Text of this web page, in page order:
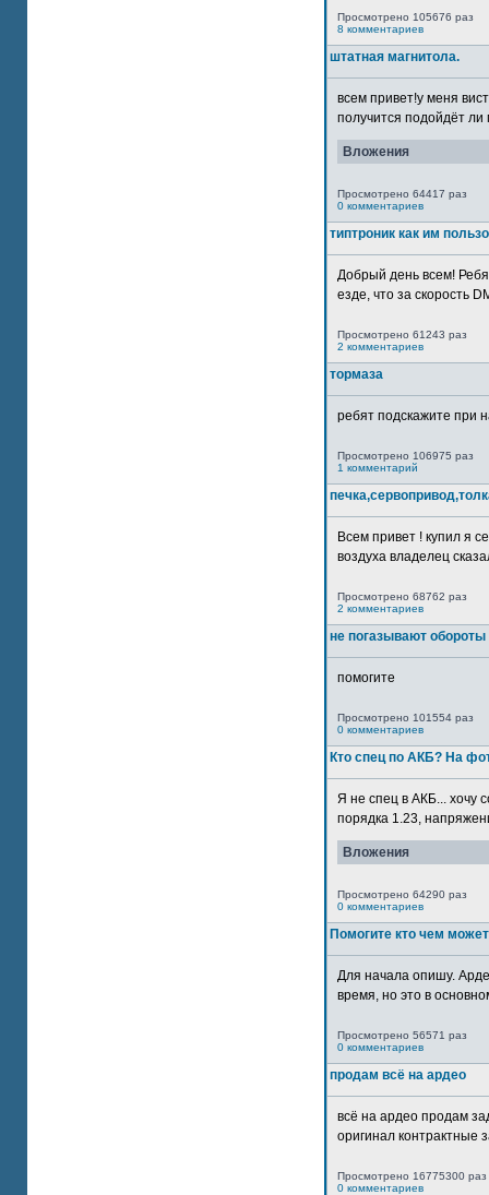
Просмотрено 105676 раз
8 комментариев
штатная магнитола.
всем привет!у меня
получится подойдёт ли
Вложения
Просмотрено 64417 раз
0 комментариев
типтроник как им
Добрый день всем!
езде, что за скорость
Просмотрено 61243 раз
2 комментариев
тормаза
ребят подскажите при
Просмотрено 106975 раз
1 комментарий
Всем привет ! купил я
воздуха владелец
Просмотрено 68762 раз
2 комментариев
не погазывают обороты
помогите
Просмотрено 101554 раз
0 комментариев
Кто спец по АКБ? На
Я не спец в АКБ... хочу
порядка 1.23,
Вложения
Просмотрено 64290 раз
0 комментариев
Помогите кто чем может
Для начала опишу.
время, но это в
Просмотрено 56571 раз
0 комментариев
продам всё на ардео
всё на ардео продам
оригинал контрактные
Просмотрено 16775300 раз
0 комментариев